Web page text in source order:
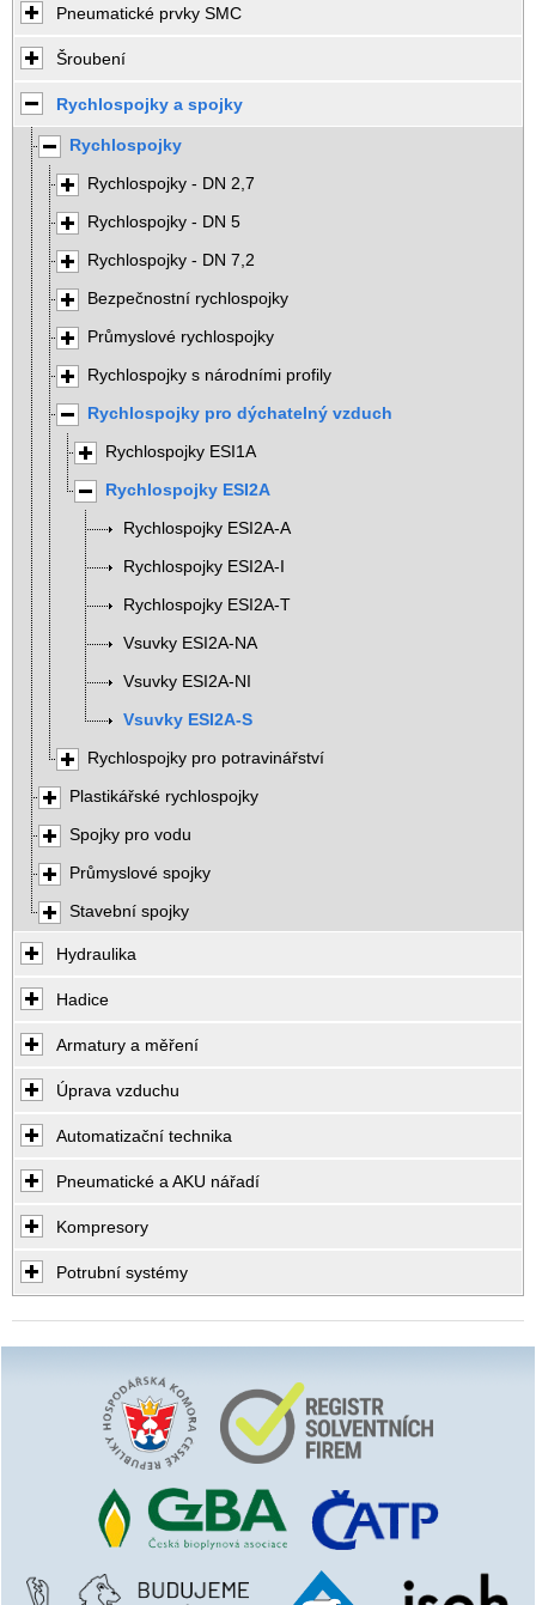
Pneumatické prvky SMC
Šroubení
Rychlospojky a spojky
Rychlospojky
Rychlospojky - DN 2,7
Rychlospojky - DN 5
Rychlospojky - DN 7,2
Bezpečnostní rychlospojky
Průmyslové rychlospojky
Rychlospojky s národními profily
Rychlospojky pro dýchatelný vzduch
Rychlospojky ESI1A
Rychlospojky ESI2A
Rychlospojky ESI2A-A
Rychlospojky ESI2A-I
Rychlospojky ESI2A-T
Vsuvky ESI2A-NA
Vsuvky ESI2A-NI
Vsuvky ESI2A-S
Rychlospojky pro potravinářství
Plastikářské rychlospojky
Spojky pro vodu
Průmyslové spojky
Stavební spojky
Hydraulika
Hadice
Armatury a měření
Úprava vzduchu
Automatizační technika
Pneumatické a AKU nářadí
Kompresory
Potrubní systémy